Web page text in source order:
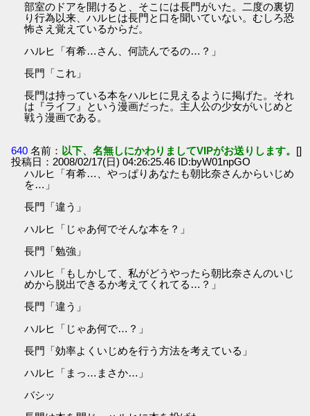
部室のドアを開けると、そこには長門がいた。二度の裏切
り行為以来、ハルヒは長門と口を聞いていない。むしろ恐
怖さえ覚えているからだ。
ハルヒ「有希…さん、何読んでるの…？」
長門「これ」
長門は持っている本をハルヒに見えるように掲げた。それ
は『ライフ』という漫画だった。主人公の少女がいじめと
戦う漫画である。
640 名前： 以下、名無しにかわりましてVIPがお送りします。 []
投稿日：2008/02/17(日) 04:26:25.46 ID:byW01npGO
ハルヒ「有希…、やっぱりあなたも朝比奈さんからいじめ
を…」
長門「違う」
ハルヒ「じゃあ何でそんな本を？」
長門「勉強」
ハルヒ「もしかして、私がどうやったら朝比奈さんのいじ
めから脱出できるか考えてくれてる…？」
長門「違う」
ハルヒ「じゃあ何で…？」
長門「効率よくいじめを行う方法を考えている」
ハルヒ「まっ…まさか…」
バシッ